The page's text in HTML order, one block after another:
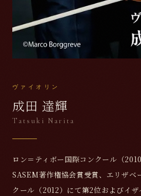
ヴァイオリン
成田 達輝
Tatsuki Narita
ロン＝ティボー国際コンクール（
SASEM著作権協会賞受賞、エリザベ
クール（2012）にて第2位およびイ